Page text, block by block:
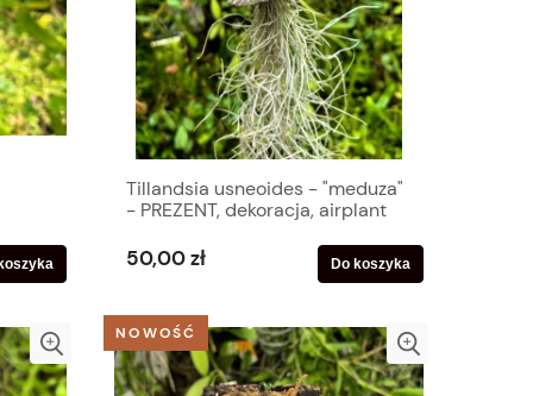
Tillandsia usneoides - "meduza"
- PREZENT, dekoracja, airplant
50,00 zł Do koszyka
NOWOŚĆ